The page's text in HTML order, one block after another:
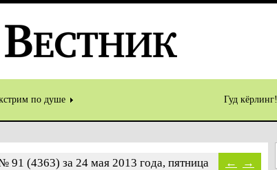
по душе Гуд кёрлинг!
91 (4363) за 24 мая 2013 года, пятница ← →